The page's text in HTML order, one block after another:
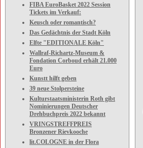
FIBA EuroBasket 2022 Session
Tickets im Verkauf:
Keusch oder romantisch?
Das Gedächtnis der Stadt Köln
Elfte "EDITIONALE Köln"
Wallraf-Richartz-Museum &
Fondation Corboud erhält 21.000
Euro
Kunstt hilft geben
39 neue Stolpersteine
Kulturstaatsministerin Roth gibt
Nominierungen Deutscher
Drehbuchpreis 2022 bekannt
VRINGSTREFFPREIS
Bronzener Rievkooche
lit.COLOGNE in der Flora